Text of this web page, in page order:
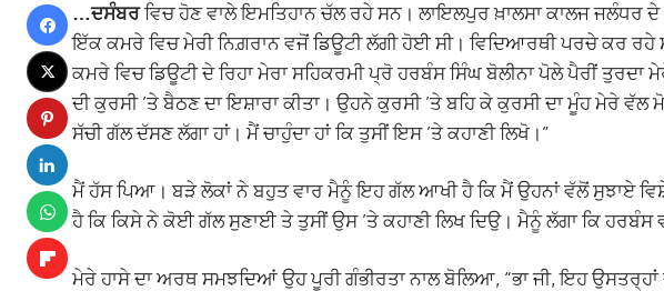
…ਦਸੰਬਰਵਿਚ ਹੋਣ ਵਾਲੇ ਇਮਤਿਹਾਨ ਚੱਲ ਰਹੇ ਸਨ। ਲਾਇਲਪੁਰ ਖ਼ਾਲਸਾ ਕਾਲਜ ਜਲੰਧਰ ਦੇ
ਇੱਕ ਕਮਰੇ ਵਿਚ ਮੇਰੀ ਨਿਗ਼ਰਾਨ ਵਜੋਂ ਡਿਊਟੀ ਲੱਗੀ ਹੋਈ ਸੀ। ਵਿਦਿਆਰਥੀ ਪਰਚੇ ਕਰ ਰਹੇ
ਕਮਰੇ ਵਿਚ ਡਿਊਟੀ ਦੇ ਰਿਹਾ ਮੇਰਾ ਸਹਿਕਰਮੀ ਪ੍ਰੋ ਹਰਬੰਸ ਸਿੰਘ ਬੋਲੀਨਾ ਪੋਲੇ ਪੈਰੀਂ
ਦੀ ਕੁਰਸੀ ’ਤੇ ਬੈਠਣ ਦਾ ਇਸ਼ਾਰਾ ਕੀਤਾ। ਉਹਨੇ ਕੁਰਸੀ ’ਤੇ ਬਹਿ ਕੇ ਕੁਰਸੀ ਦਾ ਮੂੰਹ ਮੇਰੇ ਵੱਲ
ਸੱਚੀ ਗੱਲ ਦੱਸਣ ਲੱਗਾ ਹਾਂ। ਮੈਂ ਚਾਹੁੰਦਾ ਹਾਂ ਕਿ ਤੁਸੀਂ ਇਸ ’ਤੇ ਕਹਾਣੀ ਲਿਖੋ।”
ਮੈਂ ਹੱਸ ਪਿਆ। ਬੜੇ ਲੋਕਾਂ ਨੇ ਬਹੁਤ ਵਾਰ ਮੈਨੂੰ ਇਹ ਗੱਲ ਆਖੀ ਹੈ ਕਿ ਮੈਂ ਉਹਨਾਂ ਵੱਲੋਂ ਸੁਝਾਏ ਵਿਸ਼ੇ
ਹੈ ਕਿ ਕਿਸੇ ਨੇ ਕੋਈ ਗੱਲ ਸੁਣਾਈ ਤੇ ਤੁਸੀਂ ਉਸ ’ਤੇ ਕਹਾਣੀ ਲਿਖ ਦਿਉ। ਮੈਨੂੰ ਲੱਗਾ ਕਿ ਹਰਬੰਸ
ਮੇਰੇ ਹਾਸੇ ਦਾ ਅਰਥ ਸਮਝਦਿਆਂ ਉਹ ਪੂਰੀ ਗੰਭੀਰਤਾ ਨਾਲ ਬੋਲਿਆ, “ਭਾ ਜੀ, ਇਹ ਉਸਤਰ੍ਹਾਂ